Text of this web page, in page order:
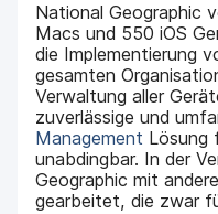
National Geographic
Macs und 550 iOS
die Implementierung
gesamten
Verwaltung aller
zuverlässige und
Management Lösung
unabdingbar. In der
Geographic mit
gearbeitet, die zwar